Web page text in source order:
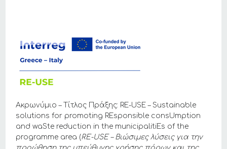
Ακρωνύμιο – Τίτλος Πράξης: RE-USE – Sustainable
solutions for promoting REsponsible consUmption
and waSte reduction in the municipalitiEs of the
programme area (RE-USE – Βιώσιμες λύσεις για την